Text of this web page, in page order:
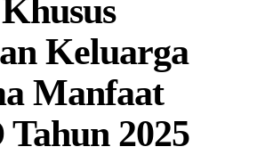
Keluarga
Manfaat
2025